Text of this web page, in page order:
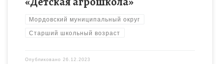
Мордовский муниципальный округ
Старший школьный возраст
Опубликовано 26.12.2023